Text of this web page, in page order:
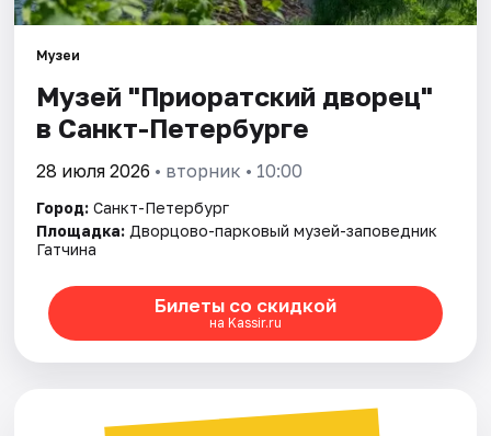
Музеи
Музей "Приоратский дворец"
в Санкт-Петербурге
28 июля 2026 • вторник • 10:00
Город: Санкт-Петербург
Площадка: Дворцово-парковый музей-заповедник
Гатчина
Билеты со скидкой
на Kassir.ru